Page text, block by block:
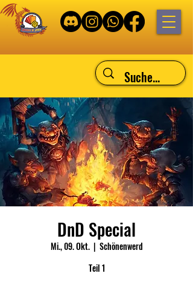
DnD Special
Mi., 09. Okt.
  |
Schönenwerd
Teil 1